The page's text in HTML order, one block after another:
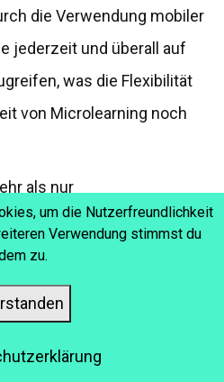
die Verwendung mobiler
jederzeit und überall auf
was die Flexibilität
von Microlearning noch
als nur
Es kann auch dazu
und die Motivation der
es eine
unterhaltsame
die Verwendung von
um die Nutzerfreundlichkeit
Verwendung stimmst du
zu.